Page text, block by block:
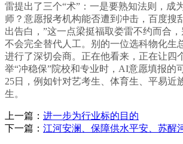
雷提出了三个“术”：一是要熟知法则，成
师？意愿报考机构能否遭到冲击，百度搜
出告白，”这一点梁挺福取娄雷不约而合
不会完全替代人工。别的一位选科物化生
进行了深切会商。正在他看来，正在让四
举“冲稳保”院校和专业时，AI意愿填报的
25日，例如针对艺考生、体育生、平易近
生。
上一篇： 进一步为行业标的目的
下一篇： 江河安澜、保障供水平安、苏醒